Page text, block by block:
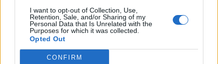
I want to opt-out of Collection, Use,
Retention, Sale, and/or Sharing of my
Personal Data that Is Unrelated with the
Purposes for which it was collected.
Opted Out
CONFIRM
faites pas tourner en le le tenant par les poignets ou
les mains (jeu de l’avion)
– Quand vous le soulevez pour traverser un obstacle
(trottoir ou flaque d’eau) prenez-le sous les bras et
non par les poignets.